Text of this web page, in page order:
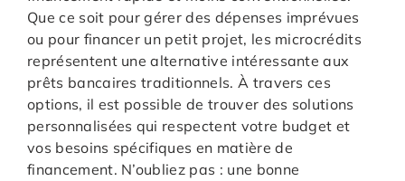
Que ce soit pour gérer des dépenses imprévues
ou pour financer un petit projet, les microcrédits
représentent une alternative intéressante aux
prêts bancaires traditionnels. À travers ces
options, il est possible de trouver des solutions
personnalisées qui respectent votre budget et
vos besoins spécifiques en matière de
financement. N’oubliez pas : une bonne